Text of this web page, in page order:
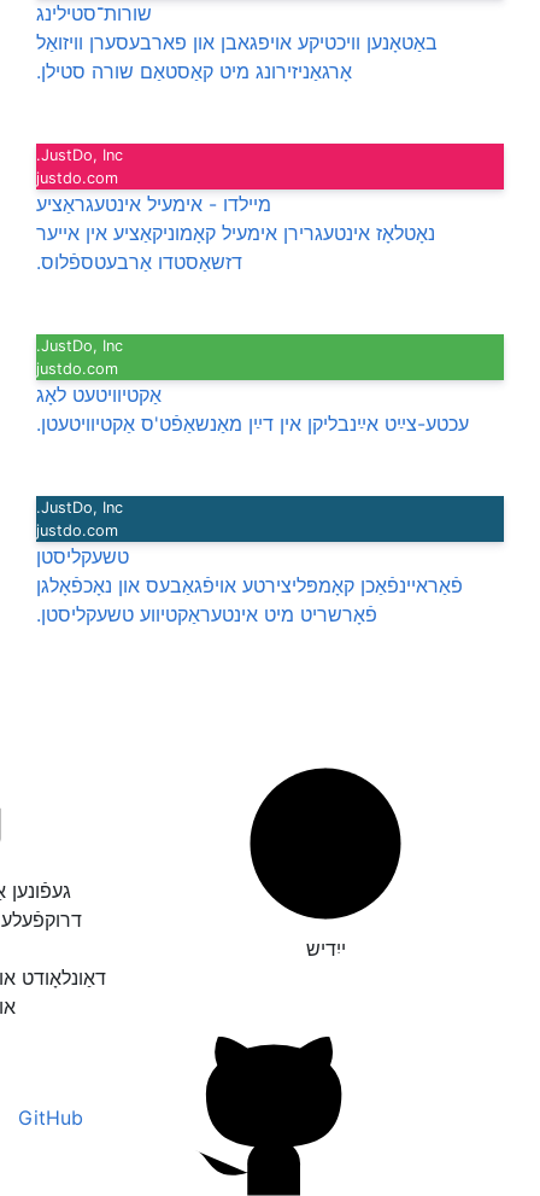
שורות־סטילינג
באַטאָנען וויכטיקע אויפגאבן און פארבעסערן וויזואַל
אָרגאַניזירונג מיט קאַסטאַם שורה סטילן.
JustDo, Inc.
justdo.com
מײלדו - אימעיל אינטעגראַציע
נאָטלאָז אינטעגרירן אימעיל קאָמוניקאַציע אין אייער
דזשאַסטדו אַרבעטספֿלוס.
JustDo, Inc.
justdo.com
אַקטיוויטעט לאָג
עכטע-צײַט אײַנבליקן אין דײַן מאַנשאַפֿט'ס אַקטיוויטעטן.
JustDo, Inc.
justdo.com
טשעקליסטן
פֿאַראיינפֿאַכן קאָמפּליצירטע אויפֿגאַבעס און נאָכפֿאָלגן
פֿאָרשריט מיט אינטעראַקטיווע טשעקליסטן.
ייִדיש
דאַונלאָודט